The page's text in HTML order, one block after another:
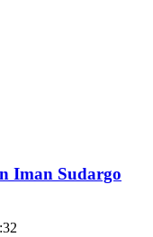
Iman Sudargo